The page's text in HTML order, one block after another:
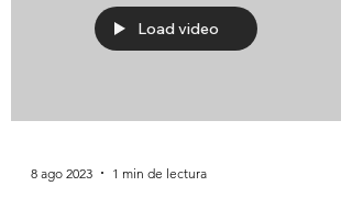
Load video
8 ago 2023 1 min de lectura